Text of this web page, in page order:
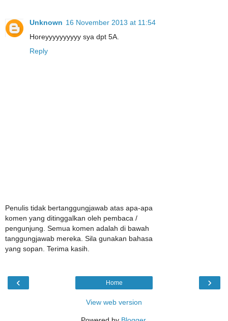
Unknown 16 November 2013 at 11:54
Horeyyyyyyyyyy sya dpt 5A.
Reply
Penulis tidak bertanggungjawab atas apa-apa
komen yang ditinggalkan oleh pembaca /
pengunjung. Semua komen adalah di bawah
tanggungjawab mereka. Sila gunakan bahasa
yang sopan. Terima kasih.
‹ ›
Home
View web version